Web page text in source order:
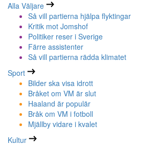
Alla Väljare
Så vill partierna hjälpa flyktingar
Kritik mot Jomshof
Politiker reser i Sverige
Färre assistenter
Så vill partierna rädda klimatet
Sport
Bilder ska visa idrott
Bråket om VM är slut
Haaland är populär
Bråk om VM i fotboll
Mjällby vidare i kvalet
Kultur